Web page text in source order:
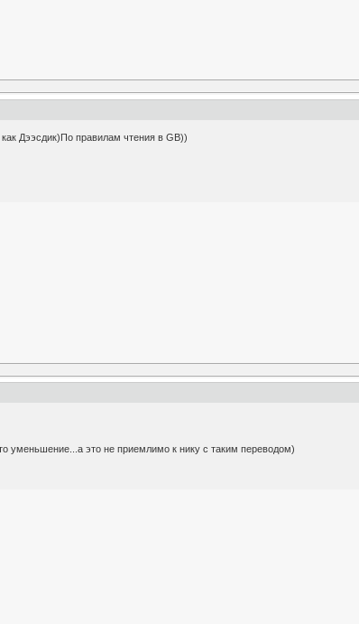
Дээсдик)По правилам чтения в GB))
уменьшение...а это не приемлимо к нику с таким переводом)